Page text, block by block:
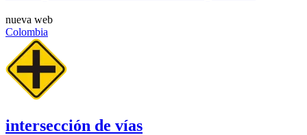
nueva web
Colombia
intersección de vías